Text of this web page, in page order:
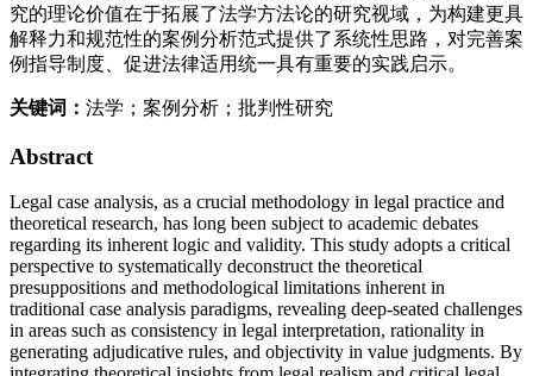
究的理论价值在于拓展了法学方法论的研究视域，为构建更具
解释力和规范性的案例分析范式提供了系统性思路，对完善案
例指导制度、促进法律适用统一具有重要的实践启示。
关键词： 法学；案例分析；批判性研究
Abstract
Legal case analysis, as a crucial methodology in legal practice and
theoretical research, has long been subject to academic debates
regarding its inherent logic and validity. This study adopts a critical
perspective to systematically deconstruct the theoretical
presuppositions and methodological limitations inherent in
traditional case analysis paradigms, revealing deep-seated challenges
in areas such as consistency in legal interpretation, rationality in
generating adjudicative rules, and objectivity in value judgments. By